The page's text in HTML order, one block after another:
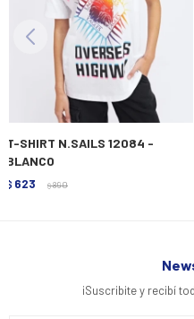
T-SHIRT N.SAILS 12084 -
BLANCO
$ 623 $ 890
¡Suscribite y recibí